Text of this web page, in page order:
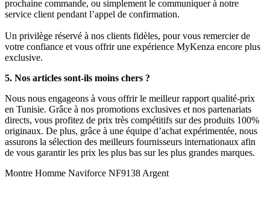
prochaine commande, ou simplement le communiquer à notre
service client pendant l’appel de confirmation.
Un privilège réservé à nos clients fidèles, pour vous remercier de
votre confiance et vous offrir une expérience MyKenza encore plus
exclusive.
5. Nos articles sont-ils moins chers ?
Nous nous engageons à vous offrir le meilleur rapport qualité-prix
en Tunisie. Grâce à nos promotions exclusives et nos partenariats
directs, vous profitez de prix très compétitifs sur des produits 100%
originaux. De plus, grâce à une équipe d’achat expérimentée, nous
assurons la sélection des meilleurs fournisseurs internationaux afin
de vous garantir les prix les plus bas sur les plus grandes marques.
Montre Homme Naviforce NF9138 Argent